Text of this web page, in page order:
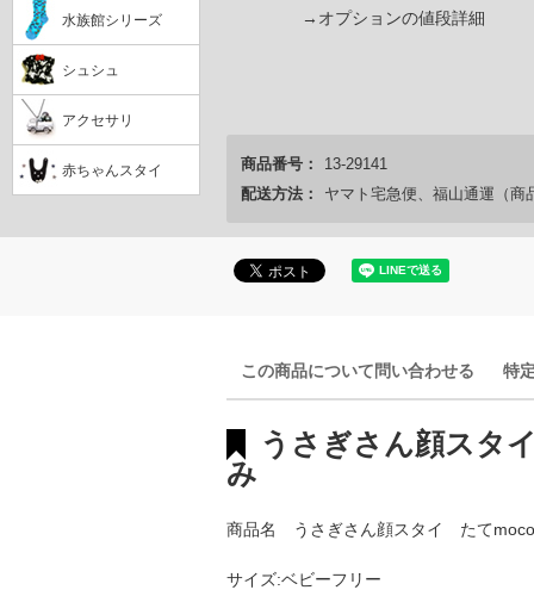
水族館シリーズ
シュシュ
アクセサリ
赤ちゃんスタイ
→オプションの値段詳細
商品番号：
13-29141
配送方法：
ヤマト宅急便、福山通運（商
この商品について問い合わせる 特
うさぎさん顔スタ
み
商品名 うさぎさん顔スタイ たて
サイズ:ベビーフリー